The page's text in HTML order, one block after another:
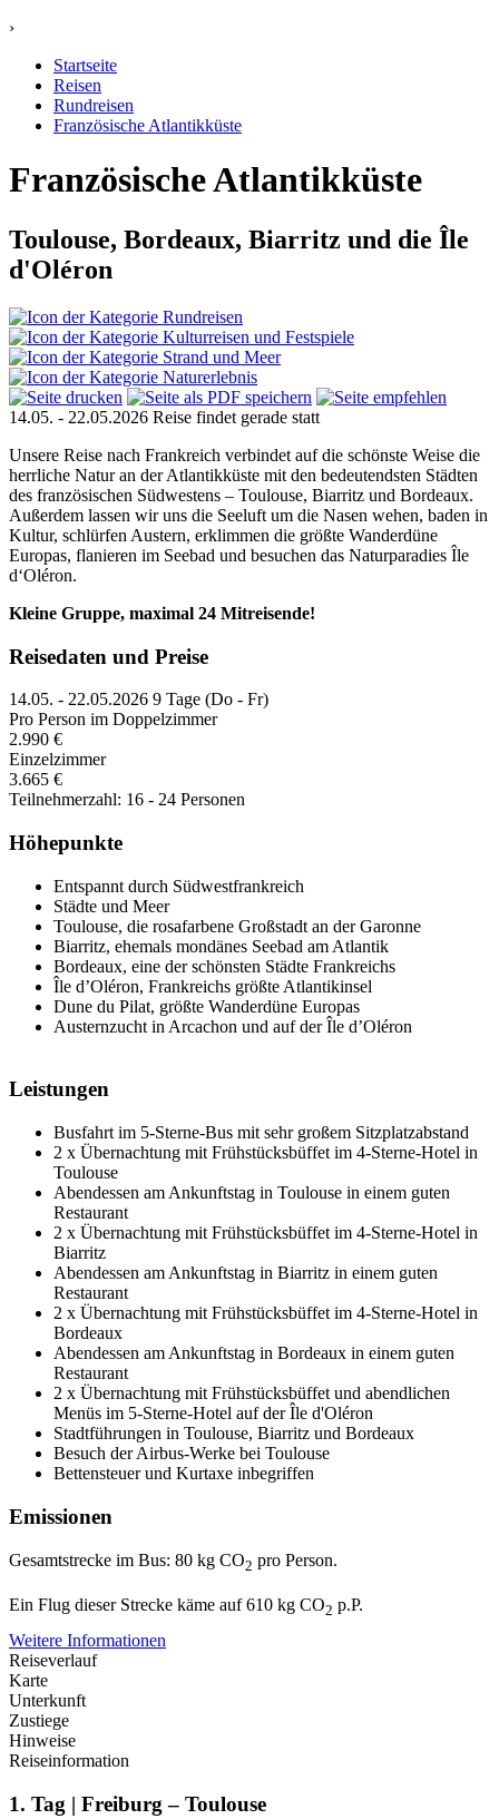
›
Startseite
Reisen
Rundreisen
Französische Atlantikküste
Französische Atlantikküste
Toulouse, Bordeaux, Biarritz und die Île
d'Oléron
14.05. - 22.05.2026 Reise findet gerade statt
Unsere Reise nach Frankreich verbindet auf die schönste Weise die
herrliche Natur an der Atlantikküste mit den bedeutendsten Städten
des französischen Südwestens – Toulouse, Biarritz und Bordeaux.
Außerdem lassen wir uns die Seeluft um die Nasen wehen, baden in
Kultur, schlürfen Austern, erklimmen die größte Wanderdüne
Europas, flanieren im Seebad und besuchen das Naturparadies Île
d‘Oléron.
Kleine Gruppe, maximal 24 Mitreisende!
Reisedaten und Preise
14.05. - 22.05.2026 9 Tage (Do - Fr)
Pro Person im Doppelzimmer
2.990 €
Einzelzimmer
3.665 €
Teilnehmerzahl: 16 - 24 Personen
Höhepunkte
Entspannt durch Südwestfrankreich
Städte und Meer
Toulouse, die rosafarbene Großstadt an der Garonne
Biarritz, ehemals mondänes Seebad am Atlantik
Bordeaux, eine der schönsten Städte Frankreichs
Île d’Oléron, Frankreichs größte Atlantikinsel
Dune du Pilat, größte Wanderdüne Europas
Austernzucht in Arcachon und auf der Île d’Oléron
Leistungen
Busfahrt im 5-Sterne-Bus mit sehr großem Sitzplatzabstand
2 x Übernachtung mit Frühstücksbüffet im 4-Sterne-Hotel in
Toulouse
Abendessen am Ankunftstag in Toulouse in einem guten
Restaurant
2 x Übernachtung mit Frühstücksbüffet im 4-Sterne-Hotel in
Biarritz
Abendessen am Ankunftstag in Biarritz in einem guten
Restaurant
2 x Übernachtung mit Frühstücksbüffet im 4-Sterne-Hotel in
Bordeaux
Abendessen am Ankunftstag in Bordeaux in einem guten
Restaurant
2 x Übernachtung mit Frühstücksbüffet und abendlichen
Menüs im 5-Sterne-Hotel auf der Île d'Oléron
Stadtführungen in Toulouse, Biarritz und Bordeaux
Besuch der Airbus-Werke bei Toulouse
Bettensteuer und Kurtaxe inbegriffen
Emissionen
Gesamtstrecke im Bus: 80 kg CO2 pro Person.
Ein Flug dieser Strecke käme auf 610 kg CO2 p.P.
Weitere Informationen
Reiseverlauf
Karte
Unterkunft
Zustiege
Hinweise
Reiseinformation
1. Tag | Freiburg – Toulouse